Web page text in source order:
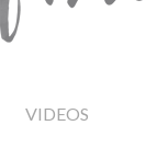
VIDEOS